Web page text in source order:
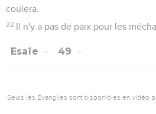
coulera.
22 Il n'y a pas de paix pour les
Esaïe 49
Seuls les Évangiles sont disponibles en vidéo